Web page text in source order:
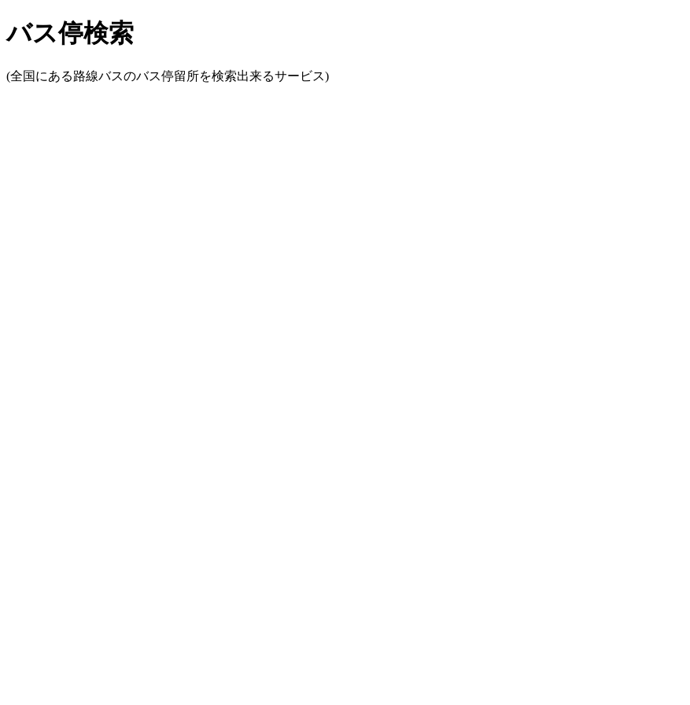
バス停検索
(全国にある路線バスのバス停留所を検索出来るサービス)